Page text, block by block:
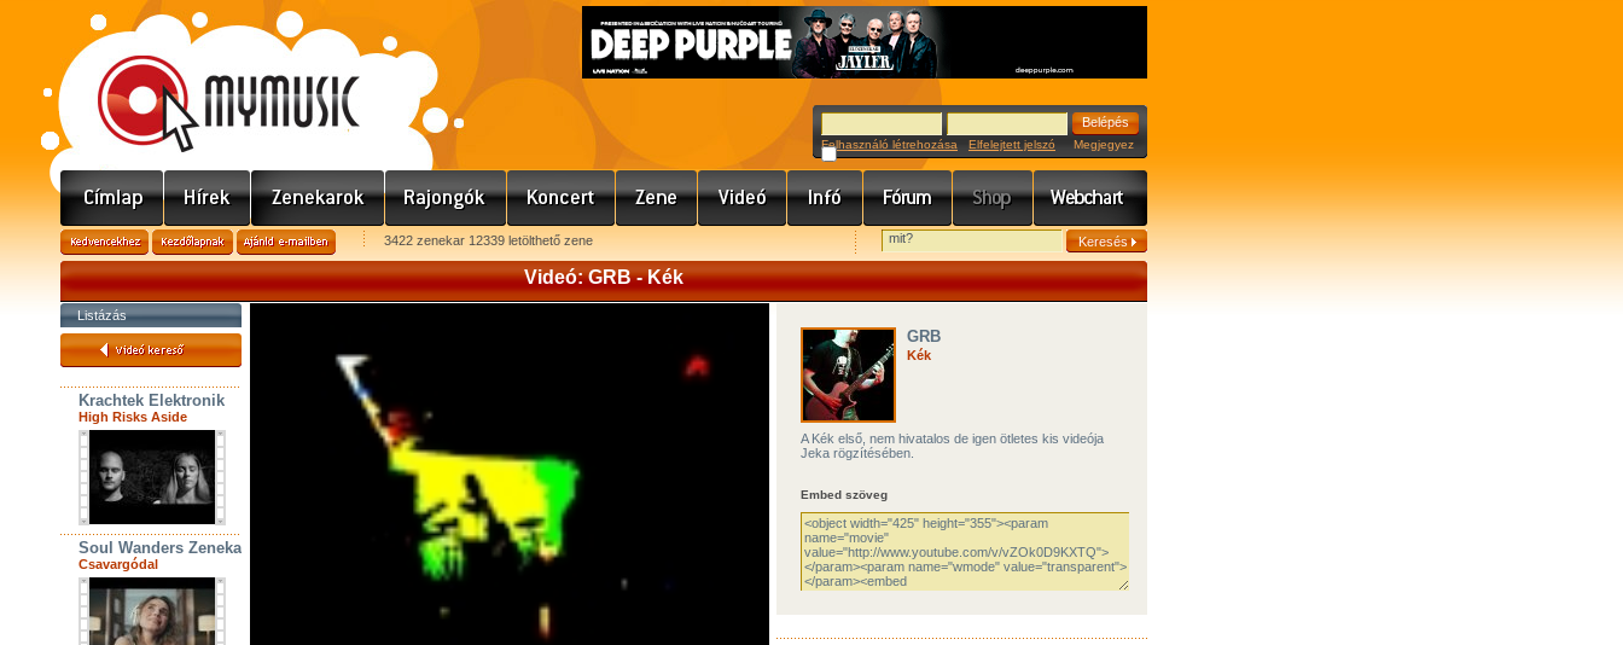
Felhasználó létrehozása Elfelejtett jelszó Megjegyez
3422 zenekar 12339 letölthető zene
Videó: GRB - Kék
Listázás
Krachtek Elektronik
High Risks Aside
Soul Wanders Zenekar
Csavargódal
GRB
Kék
A Kék első, nem hivatalos de igen ötletes kis videója
Jeka rögzítésében.
Embed szöveg